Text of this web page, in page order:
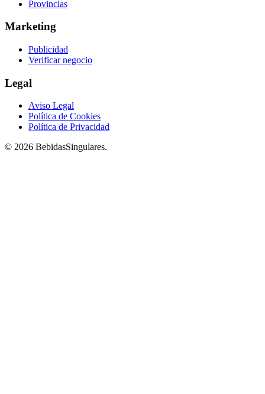
Provincias
Marketing
Publicidad
Verificar negocio
Legal
Aviso Legal
Política de Cookies
Política de Privacidad
© 2026 BebidasSingulares.